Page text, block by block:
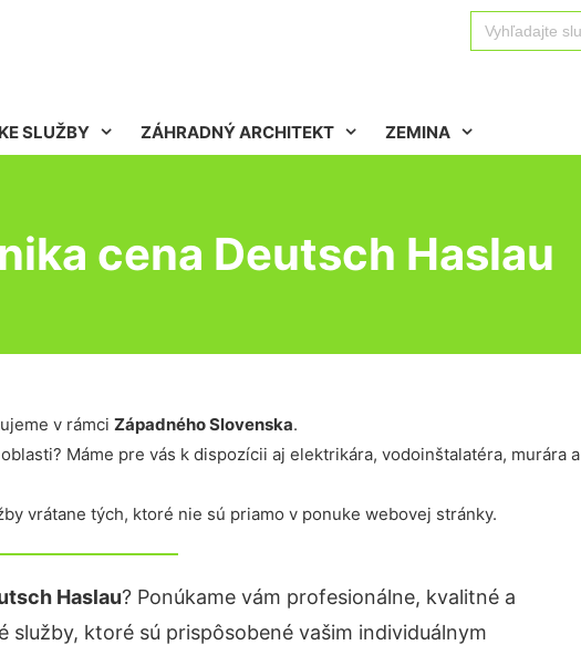
Search
for:
SLUŽBY ZÁHRADNÝ ARCHITEKT ZEMINA
cena Deutsch Haslau
v rámci Západného Slovenska.
Máme pre vás k dispozícii aj elektrikára, vodoinštalatéra, murára a
vrátane tých, ktoré nie sú priamo v ponuke webovej stránky.
Haslau? Ponúkame vám profesionálne, kvalitné a
služby, ktoré sú prispôsobené vašim individuálnym